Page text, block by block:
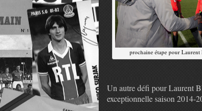
prochaine étape pour
Un autre défi pour Laurent
exceptionnelle saison 2014-